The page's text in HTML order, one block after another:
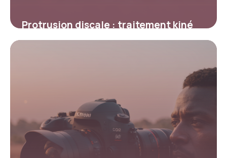
Protrusion discale : traitement kiné
efficace pour soulager la douleur